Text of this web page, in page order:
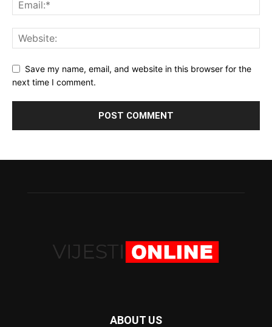
Save my name, email, and website in this browser for the
next time I comment.
ABOUT US